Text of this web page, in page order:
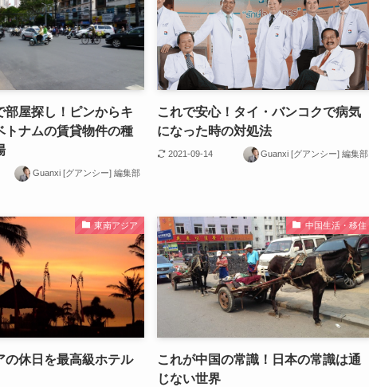
部屋探し！ピンからキ
トナムの賃貸物件の種
Guanxi [グアンシー] 編集部
これで安心！タイ・バンコクで病気
になった時の対処法
2021-09-14 Guanxi [グアンシー] 編集部
東南アジア
の休日を最高級ホテル
中国生活・移住
これが中国の常識！日本の常識は通
じない世界